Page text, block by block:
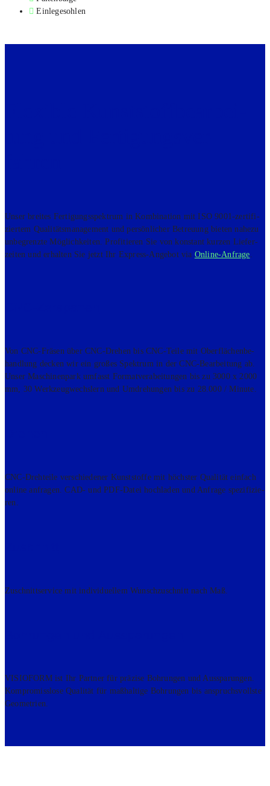
Ein­le­ge­soh­len
Unser brei­tes Fer­ti­gungs­spek­trum in Kom­bi­na­ti­on mit ISO 9001-zer­ti­fi­
zier­tem Qua­li­täts­ma­nage­ment und per­sön­li­cher Betreu­ung bie­ten nahe­zu
unbe­grenz­te Mög­lich­kei­ten. Pro­fi­tie­ren Sie von kon­stant kur­zen Lie­fer­
zei­ten und erhal­ten Sie jetzt Ihr Express-Ange­bot via Online-Anfra­ge.
Von CNC-Frä­sen über CNC-Dre­hen bis CNC-Tei­le mit Ober­flä­chen­be­
hand­lung decken wir ein gro­ßes Spek­trum in der CNC-Bear­bei­tung ab.
Unser Maschi­nen­park umfasst For­mat­ver­ab­ei­tun­gen bis zu 3000 x 2000
mm, 30 Werk­zeug­wechs­lern und Umdre­hun­gen bis zu 28.000 / Minu­te.
CNC-Dreh­tei­le ver­schie­de­ner Kunst­stof­fe mit höchs­ter Qua­li­tät ein­fach
online anfra­gen. CAD- und PDF-Datei hoch­la­den und Anfra­ge spe­zi­fi­zie­
ren.
Zuschnitt­ser­vice mit indi­vi­du­el­lem Wunsch­zu­schnitt nach Maß.
VISIOFORM ist Ihr Part­ner für prä­zi­se Boh­run­gen und Aus­spa­run­gen.
Kom­pro­miss­lo­se Qua­li­tät für maß­hal­ti­ge Boh­run­gen bis anspruchs­volls­te
Geo­me­trien.